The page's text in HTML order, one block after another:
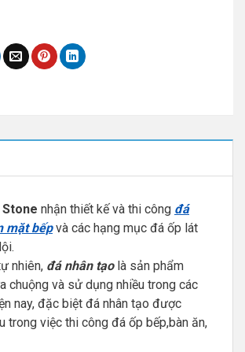
Stone nhận thiết kế và thi công đá
mặt bếpvà các hạng mục đá ốp lát
nhiên, đá nhân tạolà sản phẩm
chuộng và sử dụng nhiều trong các
nay, đặc biệt đá nhân tạo được
trong việc thi công đá ốp bếp,bàn ăn,